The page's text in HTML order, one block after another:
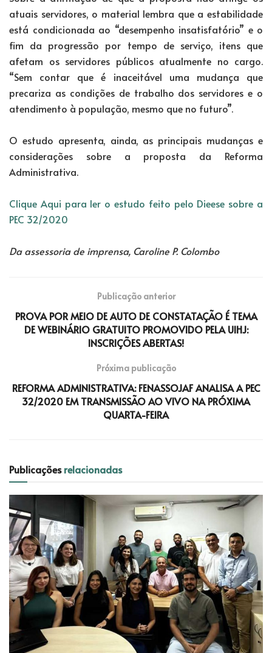
atuais servidores, o material lembra que a estabilidade
está condicionada ao “desempenho insatisfatório” e o
fim da progressão por tempo de serviço, itens que
afetam os servidores públicos atualmente no cargo.
“Sem contar que é inaceitável uma mudança que
precariza as condições de trabalho dos servidores e o
atendimento à população, mesmo que no futuro”.
O estudo apresenta, ainda, as principais mudanças e
considerações sobre a proposta da Reforma
Administrativa.
Clique Aqui para ler o estudo feito pelo Dieese sobre a
PEC 32/2020
Da assessoria de imprensa, Caroline P. Colombo
Publicação anterior
PROVA POR MEIO DE AUTO DE CONSTATAÇÃO É TEMA
DE WEBINÁRIO GRATUITO PROMOVIDO PELA UIHJ:
INSCRIÇÕES ABERTAS!
Próxima publicação
REFORMA ADMINISTRATIVA: FENASSOJAF ANALISA A PEC
32/2020 EM TRANSMISSÃO AO VIVO NA PRÓXIMA
QUARTA-FEIRA
Publicaçõesrelacionadas